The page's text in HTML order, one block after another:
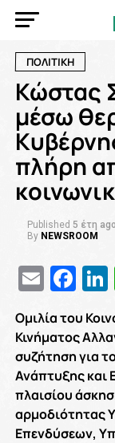
ΠΟΛΙΤΙΚΗ
Κώστας
μέσω
πλήρη
Published 5 έτη ago
By NEWSROOM
Email
Ομιλία του
Κινήματος
συζήτηση για
Ανάπτυξης και
πλαισίου
αρμοδιότητας
Επενδύσεων,